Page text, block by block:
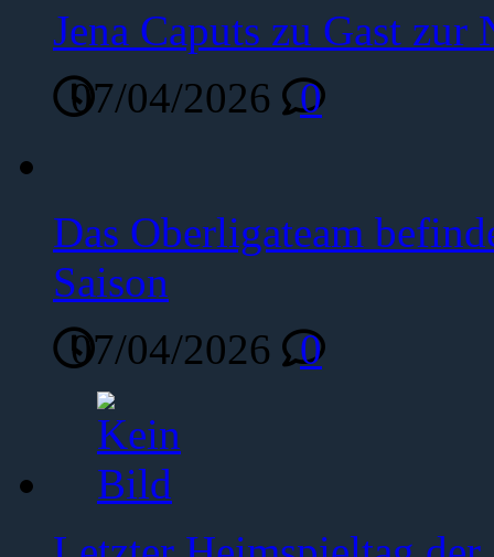
Jena Caputs zu Gast zur
07/04/2026
0
Das Oberligateam
Saison
07/04/2026
0